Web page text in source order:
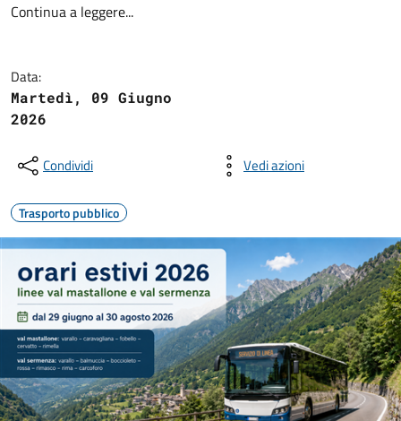
Continua a leggere...
Data:
Martedì, 09 Giugno
2026
Condividi Vedi azioni
Trasporto pubblico